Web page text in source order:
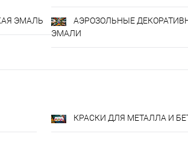
ЭМАЛЬ
АЭРОЗОЛЬНЫЕ
ЭМАЛИ
КРАСКИ ДЛЯ МЕТАЛЛА И